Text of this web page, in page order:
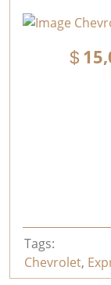
Tags:
Chevrolet,